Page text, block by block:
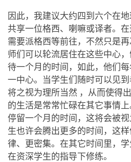
因此，我建议大约四到六个在
共享一位格西、喇嘛或译者。
需要派格西等前往，不然只是
师们可以轮流居住在这些中心
待一个月的时间，如此，他们
一中心。当学生们随时可以见
将之视为理所当然 ，从而使得
的生活是常常忙碌在其它事情
停留一个月的时间，这将会被
生也许会腾出更多的时间，这
律、更密集。在其它时间里，
在资深学生的指导下修练。